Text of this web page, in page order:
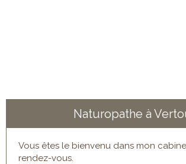
Naturopathe à
Vous êtes le bienvenu dans mon
rendez-vous.